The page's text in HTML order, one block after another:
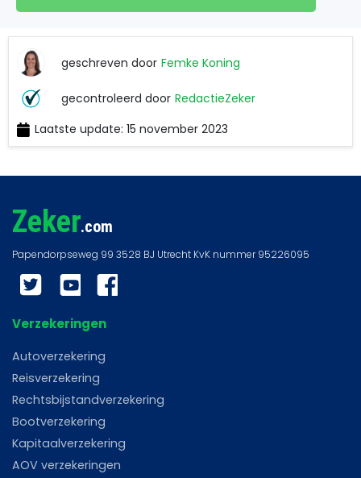
geschreven door Femke Koning
Femke
gecontroleerd door RedactieZeker
RedactieZeker
Laatste update: 15 november 2023
Zeker.com
Twitter YouTubeFacebook
Verzekeringen
Autoverzekering
Reisverzekering
Rechtsbijstandverzekering
Bootverzekering
Kapitaalverzekering
AOV verzekeringen